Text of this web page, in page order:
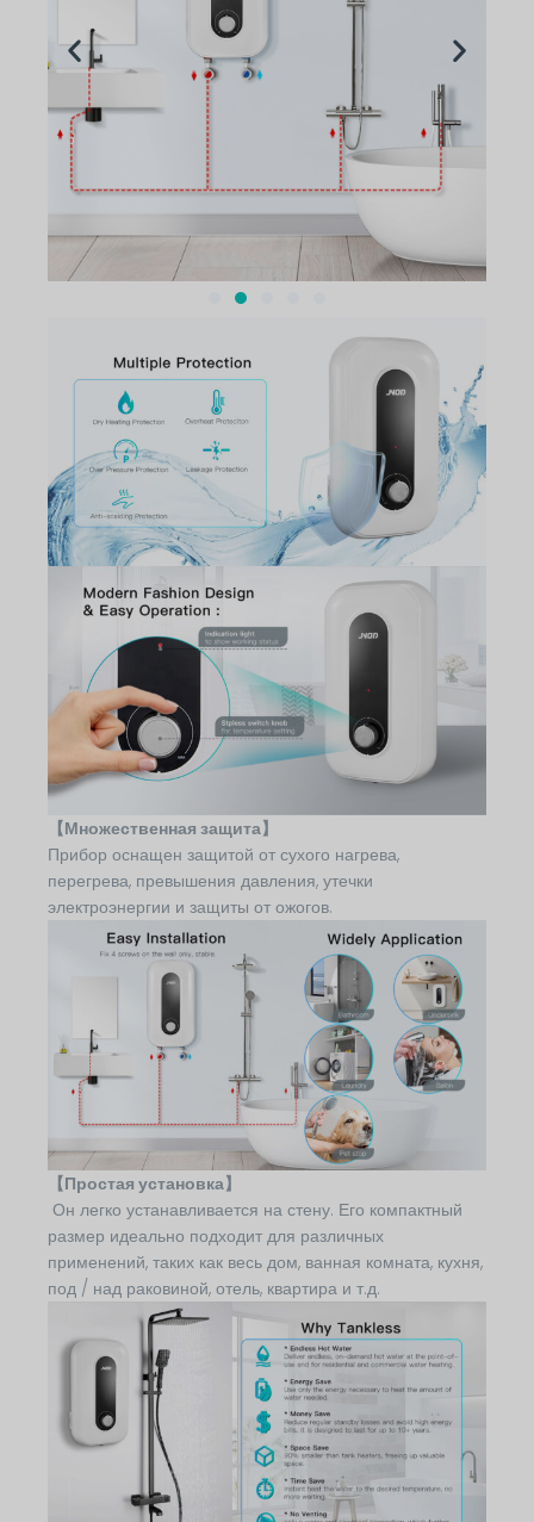
【Множественная защита】
Прибор оснащен защитой от сухого нагрева,
перегрева, превышения давления, утечки
электроэнергии и защиты от ожогов.
【Простая установка】
Он легко устанавливается на стену. Его компактный
размер идеально подходит для различных
применений, таких как весь дом, ванная комната, кухня,
под / над раковиной, отель, квартира и т.д.